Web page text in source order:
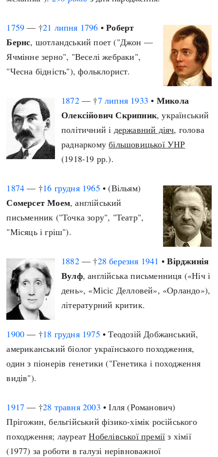
1759 — †21 липня 1796 •Роберт
Бернс, шотландський поет ("Джон —
Ячмінне зерно", "Веселі жебраки",
"Чесна бідність"), фольклорист.
1872— †7 липня 1933 • Микола
Олексійович Скрипник, український
політичний і державний діяч, голова
раднаркомубільшовицької УНР
(1918-19 рр.).
1874 — †16 грудня 1965 • (Вільям)
Сомерсет Моем, англійський
письменник ("Точка зору", "Театр",
"Місяць і гріш").
1882— †28 березня 1941 •Вірджинія
Вулф, англійська письменниця («Ніч і
день», «Місіс Делловей», «Орландо»),
літературний критик.
1900 — †18 грудня 1975 • Теодозій Добжанський,
американський біолог українського походження,
один з піонерів генетики ("Генетика і походження
видів").
1917 — †28 травня 2003 • Ілля (Романович)
Прігожин, бельгійський фізико-хімік російського
походження; лауреатНобелівської премії з хімії
(1977) за роботи в галузі нерівноважної